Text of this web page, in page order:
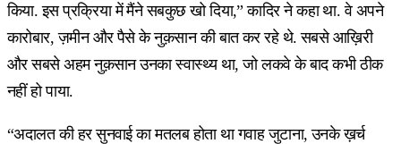
किया. इस प्रक्रिया में मैंने सबकुछ खो दिया,” कादिर ने कहा था. वे अपने
कारोबार, ज़मीन और पैसे के नुक़सान की बात कर रहे थे. सबसे आख़िरी
और सबसे अहम नुक़सान उनका स्वास्थ्य था, जो लकवे के बाद कभी ठीक
नहीं हो पाया.
“अदालत की हर सुनवाई का मतलब होता था गवाह जुटाना, उनके ख़र्च